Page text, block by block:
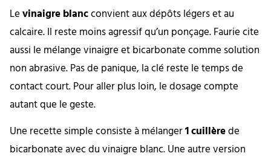
Levinaigre blancconvient aux dépôts légers et au
calcaire. Il reste moins agressif qu’un ponçage. Faurie cite
aussi le mélange vinaigre et bicarbonate comme solution
non abrasive. Pas de panique, la clé reste le temps de
contact court. Pour aller plus loin, le dosage compte
autant que le geste.
Une recette simple consiste à mélanger1 cuillèrede
bicarbonate avec du vinaigre blanc. Une autre version